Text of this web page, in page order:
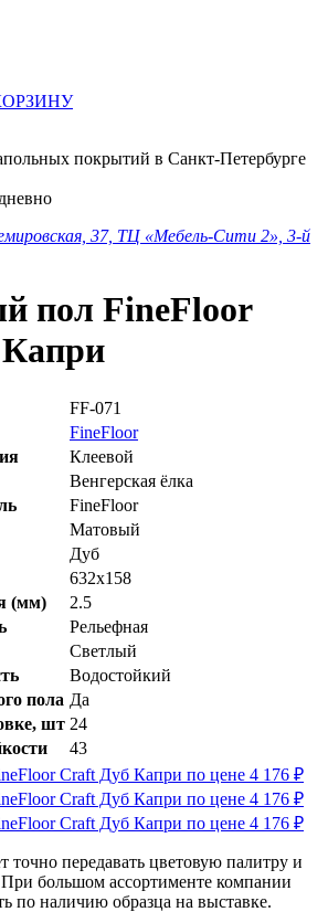
покрытий в Санкт-Петербурге
37, ТЦ «Мебель-Сити 2», 3-й
пол FineFloor
FF-071
FineFloor
Клеевой
Венгерская ёлка
FineFloor
Матовый
Дуб
632x158
(мм)
2.5
Рельефная
Светлый
Водостойкий
пола Да
шт 24
43
точно передавать цветовую палитру и
При большом ассортименте компании
по наличию образца на выставке.